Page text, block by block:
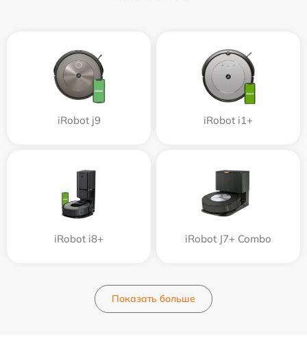
iRobot j9 iRobot i1+
iRobot i8+ iRobot J7+ Combo
Показать больше